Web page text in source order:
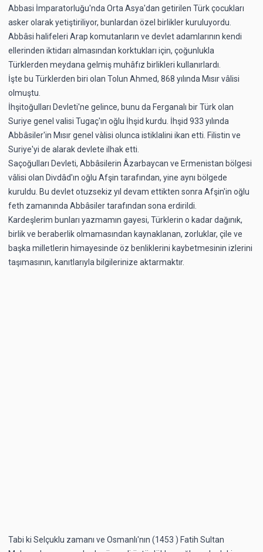
Abbasi İmparatorluğu'nda Orta Asya'dan getirilen Türk çocukları
asker olarak yetiştiriliyor, bunlardan özel birlikler kuruluyordu.
Abbâsi halifeleri Arap komutanların ve devlet adamlarının kendi
ellerinden iktidarı almasından korktukları için, çoğunlukla
Türklerden meydana gelmiş muhâfız birlikleri kullanırlardı.
İşte bu Türklerden biri olan Tolun Ahmed, 868 yılında Mısır vâlisi
olmuştu.
İhşitoğulları Devleti'ne gelince, bunu da Ferganalı bir Türk olan
Suriye genel valisi Tugaç'ın oğlu İhşid kurdu. İhşid 933 yılında
Abbâsiler'in Mısır genel vàlisi olunca istiklalini ikan etti. Filistin ve
Suriye'yi de alarak devlete ilhak etti.
Saçoğulları Devleti, Abbâsilerin Âzarbaycan ve Ermenistan bölgesi
vâlisi olan Divdâd'ın oğlu Afşin tarafından, yine aynı bölgede
kuruldu. Bu devlet otuzsekiz yıl devam ettikten sonra Afşin'in oğlu
feth zamanında Abbâsiler tarafından sona erdirildi.
Kardeşlerim bunları yazmamın gayesi, Türklerin o kadar dağınık,
birlik ve beraberlik olmamasından kaynaklanan, zorluklar, çile ve
başka milletlerin himayesinde öz benliklerini kaybetmesinin izlerini
taşımasının, kanıtlarıyla bilgilerinize aktarmaktır.
Tabi ki Selçuklu zamanı ve Osmanlı'nın (1453 ) Fatih Sultan